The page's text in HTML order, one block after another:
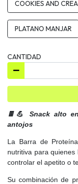
COOKIES AND
PLATANO MANJAR
CANTIDAD
🍫💪 Snack alto
antojos
La Barra de
nutritiva para
controlar el apetito o
Su combinación de